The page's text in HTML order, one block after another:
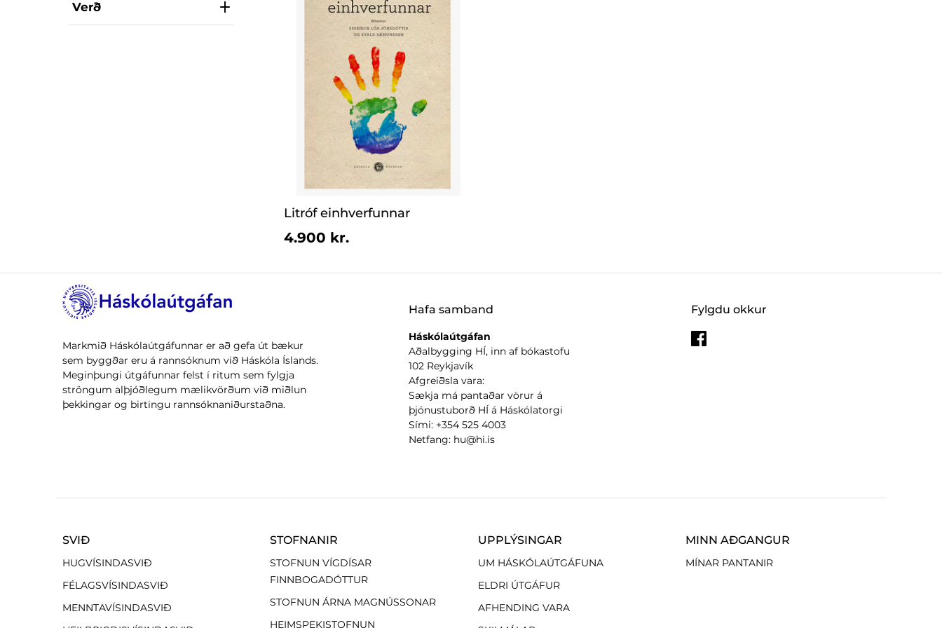
Verð
Litróf einhverfunnar
4.900 kr.
Markmið Háskólaútgáfunnar er að gefa út bækur
sem byggðar eru á rannsóknum við Háskóla Íslands.
Meginþungi útgáfunnar felst í ritum sem fylgja
ströngum alþjóðlegum mælikvörðum við miðlun
þekkingar og birtingu rannsóknaniðurstaðna.
Fylgdu okkur
Hafa samband
Háskólaútgáfan
Aðalbygging HÍ, inn af bókastofu
102 Reykjavík
Afgreiðsla vara:
Sækja má pantaðar vörur á
þjónustuborð HÍ á Háskólatorgi
Sími: +354 525 4003
Netfang: hu@hi.is
SVIÐ
HUGVÍSINDASVIÐ
FÉLAGSVÍSINDASVIÐ
MENNTAVÍSINDASVIÐ
STOFNANIR
STOFNUN VÍGDÍSAR
FINNBOGADÓTTUR
STOFNUN ÁRNA MAGNÚSSONAR
HEIMSPEKISTOFNUN
UPPLÝSINGAR
UM HÁSKÓLAÚTGÁFUNA
ELDRI ÚTGÁFUR
AFHENDING VARA
MINN AÐGANGUR
MÍNAR PANTANIR